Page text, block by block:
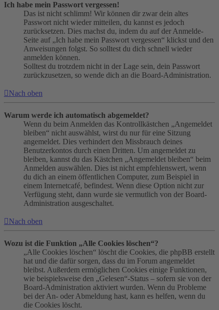
Ich habe mein Passwort vergessen!
Das ist nicht schlimm! Wir können dir zwar dein altes
Passwort nicht wieder mitteilen, du kannst es jedoch
zurücksetzen. Dies machst du, indem du auf der Anmelde-
Seite auf „Ich habe mein Passwort vergessen“ klickst und den
Anweisungen folgst. So solltest du dich schnell wieder
anmelden können.
Solltest du trotzdem nicht in der Lage sein, dein Passwort
zurückzusetzen, so wende dich an die Board-Administration.
Nach oben
Warum werde ich automatisch abgemeldet?
Wenn du beim Anmelden das Kontrollkästchen „Angemeldet
bleiben“ nicht auswählst, wirst du nur für eine Sitzung
angemeldet. Dies verhindert den Missbrauch deines
Benutzerkontos durch einen Dritten. Um angemeldet zu
bleiben, kannst du das Kästchen „Angemeldet bleiben“ beim
Anmelden auswählen. Dies ist nicht empfehlenswert, wenn
du dich an einem öffentlichen Computer, zum Beispiel in
einem Internetcafé, befindest. Wenn diese Option nicht zur
Verfügung steht, dann wurde sie vermutlich von der Board-
Administration ausgeschaltet.
Nach oben
Wozu ist die Funktion „Alle Cookies löschen“?
„Alle Cookies löschen“ löscht die Cookies, die phpBB erstellt
hat und die dafür sorgen, dass du im Forum angemeldet
bleibst. Außerdem ermöglichen Cookies einige Funktionen,
wie beispielsweise den „Gelesen“-Status – sofern sie von der
Board-Administration aktiviert wurden. Wenn du Probleme
bei der An- oder Abmeldung hast, kann es helfen, wenn du
die Cookies löscht.